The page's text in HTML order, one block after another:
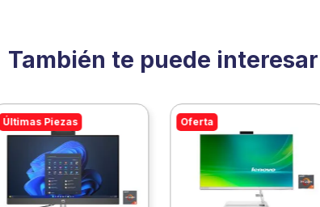
También te puede interesar
Últimas Piezas Oferta